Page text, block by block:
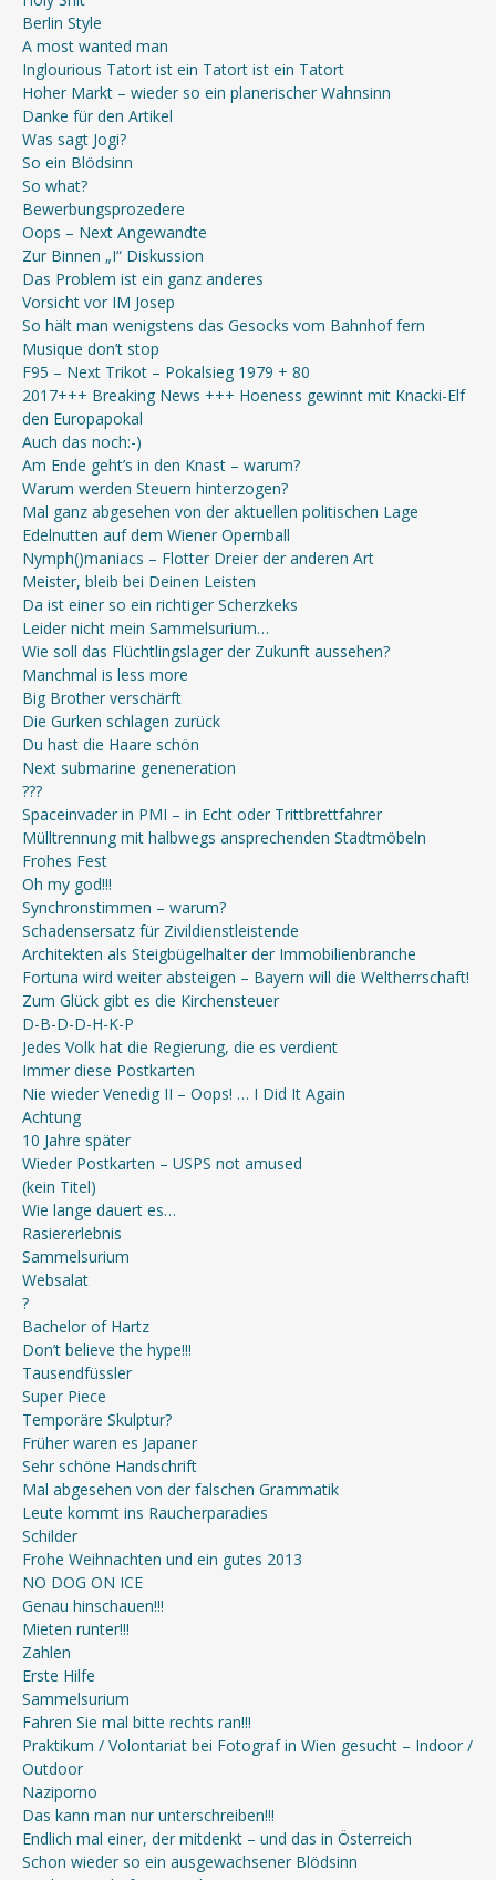
Berlin Style
A most wanted man
Inglourious Tatort ist ein Tatort ist ein Tatort
Hoher Markt – wieder so ein planerischer Wahnsinn
Danke für den Artikel
Was sagt Jogi?
So ein Blödsinn
So what?
Bewerbungsprozedere
Oops – Next Angewandte
Zur Binnen „I“ Diskussion
Das Problem ist ein ganz anderes
Vorsicht vor IM Josep
So hält man wenigstens das Gesocks vom Bahnhof fern
Musique don’t stop
F95 – Next Trikot – Pokalsieg 1979 + 80
2017+++ Breaking News +++ Hoeness gewinnt mit Knacki-Elf
den Europapokal
Auch das noch:-)
Am Ende geht’s in den Knast – warum?
Warum werden Steuern hinterzogen?
Mal ganz abgesehen von der aktuellen politischen Lage
Edelnutten auf dem Wiener Opernball
Nymph()maniacs – Flotter Dreier der anderen Art
Meister, bleib bei Deinen Leisten
Da ist einer so ein richtiger Scherzkeks
Leider nicht mein Sammelsurium…
Wie soll das Flüchtlingslager der Zukunft aussehen?
Manchmal is less more
Big Brother verschärft
Die Gurken schlagen zurück
Du hast die Haare schön
Next submarine geneneration
???
Spaceinvader in PMI – in Echt oder Trittbrettfahrer
Mülltrennung mit halbwegs ansprechenden Stadtmöbeln
Frohes Fest
Oh my god!!!
Synchronstimmen – warum?
Schadensersatz für Zivildienstleistende
Architekten als Steigbügelhalter der Immobilienbranche
Fortuna wird weiter absteigen – Bayern will die Weltherrschaft!
Zum Glück gibt es die Kirchensteuer
D-B-D-D-H-K-P
Jedes Volk hat die Regierung, die es verdient
Immer diese Postkarten
Nie wieder Venedig II – Oops! … I Did It Again
Achtung
10 Jahre später
Wieder Postkarten – USPS not amused
(kein Titel)
Wie lange dauert es…
Rasiererlebnis
Sammelsurium
Websalat
?
Bachelor of Hartz
Don’t believe the hype!!!
Tausendfüssler
Super Piece
Temporäre Skulptur?
Früher waren es Japaner
Sehr schöne Handschrift
Mal abgesehen von der falschen Grammatik
Leute kommt ins Raucherparadies
Schilder
Frohe Weihnachten und ein gutes 2013
NO DOG ON ICE
Genau hinschauen!!!
Mieten runter!!!
Zahlen
Erste Hilfe
Sammelsurium
Fahren Sie mal bitte rechts ran!!!
Praktikum / Volontariat bei Fotograf in Wien gesucht – Indoor /
Outdoor
Naziporno
Das kann man nur unterschreiben!!!
Endlich mal einer, der mitdenkt – und das in Österreich
Schon wieder so ein ausgewachsener Blödsinn